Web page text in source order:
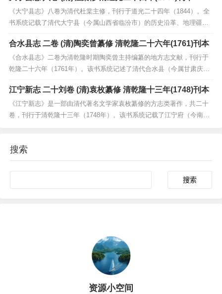
明清之际天镇地区的政治、经济、文化状况有较为完整的...
《大宁县志》八卷为清代杜棠主修，刊行于道光二十四年（1844）。全
书系统记载了清代大宁县（今属山西省临汾市）的历史沿革、地理疆
域、山川形胜、风土物产以及人文风俗等内容，涵盖政治、经济、文化
诸方面。作为大宁地区重要的地方志文献，该书具有较高的史料价值，
为研究清代晋西南地区的社会状况、地方治理及历史变迁...
合水县志 二卷 (清)陶奕曾纂修 清乾隆二十六年(1761)刊本
《合水县志》二卷为清乾隆时期陶奕曾主持编纂的地方志文献，刊行于
乾隆二十六年（1761年）。该书系统记述了清代合水县（今属甘肃庆
阳）的地理沿革、行政区划、风俗物产、职官选举、人物事迹及艺文著
述等内容，体例完备，内容详实。作为现存较早的合水地方志，该志书
不仅反映了乾隆时期当地的政治经济与社会风貌，更保留...
江宁新志 二十刘卷 (清)袁枚纂修 清乾隆十三年(1748)刊本
《江宁新志》是一部由清代著名文学家袁枚纂修的方志类著作，共二十
卷，刊行于清乾隆十三年（1748年）。该书系统记载了江宁府（今南京
书中不仅保留了丰富的地方史料，还体现了其在文学与史...
搜索
资源小空间